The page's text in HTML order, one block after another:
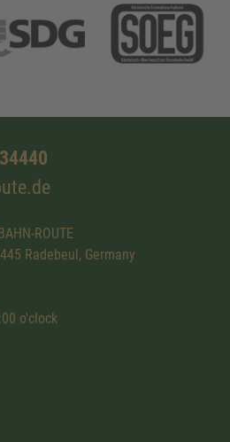
ROUTE
Radebeul, Germany
o'clock